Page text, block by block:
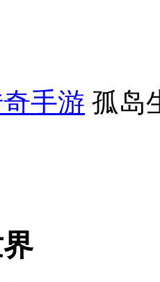
手游 孤岛